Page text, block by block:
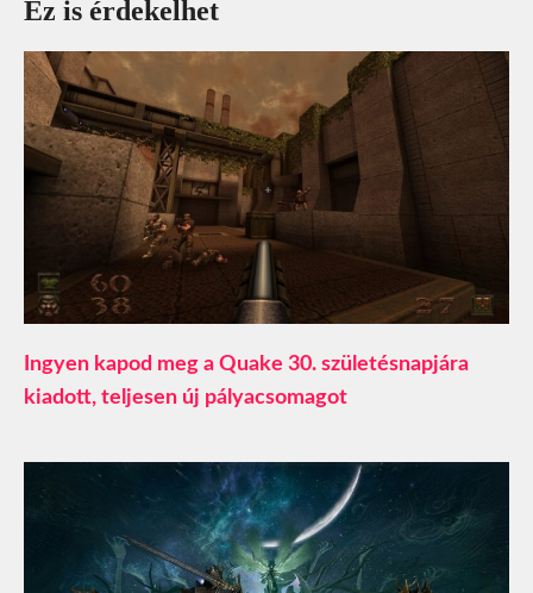
Ez is érdekelhet
Ingyen kapod meg a Quake 30. születésnapjára
kiadott, teljesen új pályacsomagot